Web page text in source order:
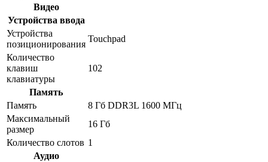
Видео
Устройства ввода
Устройства
позиционирования
Touchpad
Количество
клавиш
клавиатуры
102
Память
Память
8 Гб DDR3L 1600 МГц
Максимальный
размер
16 Гб
Количество слотов 1
Аудио